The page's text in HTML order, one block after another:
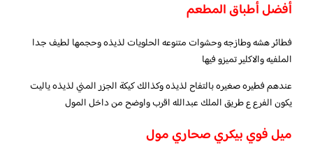
أفضل أطباق المطعم
فطائر هشه وطازجه وحشوات متنوعه الحلويات لذيذه وحجمها لطيف جدا
الملفيه والاكلير تميزو فيها
عندهم فطيره صغيره بالتفاح لذيذه وكذالك كيكة الجزر المني لذيذه ياليت
يكون الفرع ع طريق الملك عبدالله اقرب واوضح من داخل المول
ميل فوي بيكري صحاري مول